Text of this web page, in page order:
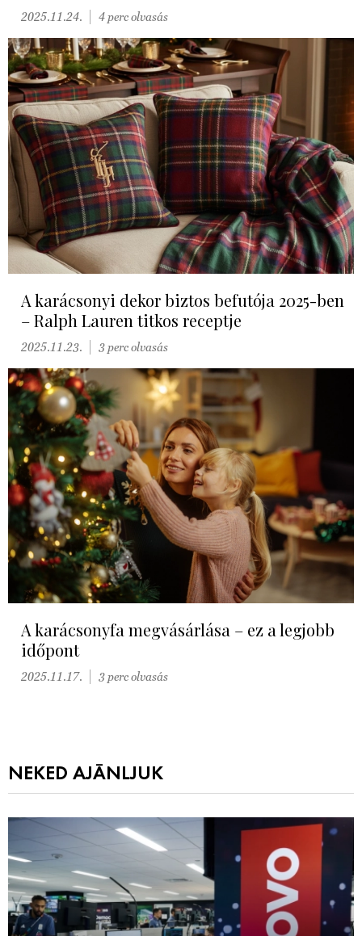
2025.11.24. 4 perc olvasás
A karácsonyi dekor biztos befutója 2025-ben
– Ralph Lauren titkos receptje
2025.11.23. 3 perc olvasás
A karácsonyfa megvásárlása – ez a legjobb
időpont
2025.11.17. 3 perc olvasás
NEKED AJÁNLJUK